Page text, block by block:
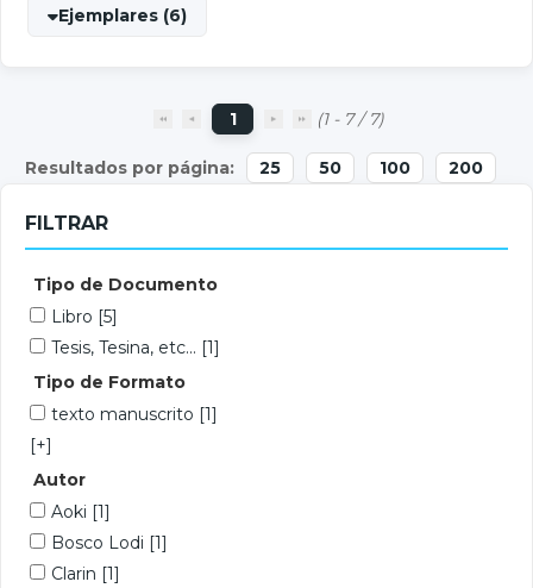
Ejemplares (6)
1 (1 - 7 / 7)
25 50 100 200
FILTRAR
Tipo de Documento
Libro [5]
Tesis, Tesina, etc... [1]
Tipo de Formato
texto manuscrito [1]
[+]
Autor
Aoki [1]
Bosco Lodi [1]
Clarin [1]